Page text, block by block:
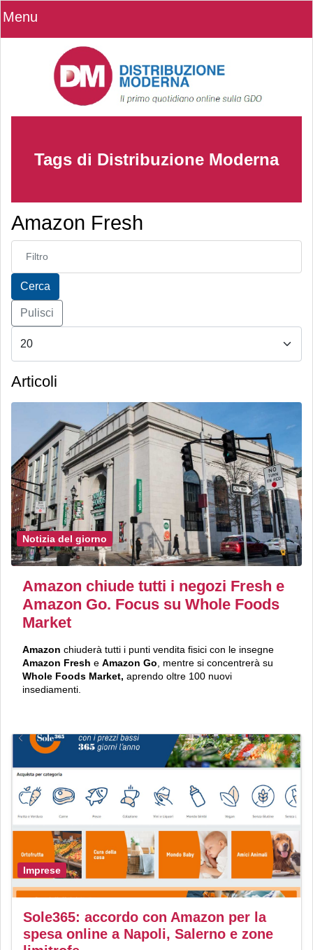
Menu
Tags di Distribuzione Moderna
Amazon Fresh
Inserisci parte del titolo
Cerca
Pulisci
Articoli
Notizia del giorno
Amazon chiude tutti i negozi Fresh e
Amazon Go. Focus su Whole Foods
Market
Amazon chiuderà tutti i punti vendita fisici con le insegne
Amazon Fresh e Amazon Go , mentre si concentrerà su
Whole Foods Market, aprendo oltre 100 nuovi
insediamenti.
Imprese
Sole365: accordo con Amazon per la
spesa online a Napoli, Salerno e zone